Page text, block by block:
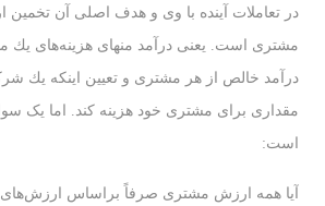
در تعاملات آینده با وی و هدف اصلی آن تخمین
مشتری است. یعنی درآمد منهای هزینه‌های یك
درآمد خالص از هر مشتری و تعیین اینكه یك
مقداری برای مشتری خود هزینه كند. اما یک
است:
آیا همه ارزش مشتری صرفاً براساس ارزش‌های